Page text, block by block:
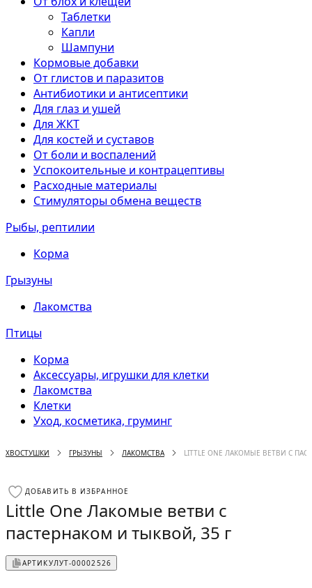
Таблетки
Капли
Шампуни
Кормовые добавки
От глистов и паразитов
Антибиотики и антисептики
Для глаз и ушей
Для ЖКТ
Для костей и суставов
От боли и воспалений
Успокоительные и контрацептивы
Расходные материалы
Стимуляторы обмена веществ
Рыбы, рептилии
Корма
Грызуны
Лакомства
Птицы
Корма
Аксессуары, игрушки для клетки
Лакомства
Клетки
Уход, косметика, груминг
ХВОСТУШКИ ГРЫЗУНЫ ЛАКОМСТВА LITTLE ONE ЛАКОМЫЕ ВЕТВИ С
ДОБАВИТЬ В ИЗБРАННОЕ
Little One Лакомые ветви с
пастернаком и тыквой, 35 г
АРТИКУЛУТ-00002526